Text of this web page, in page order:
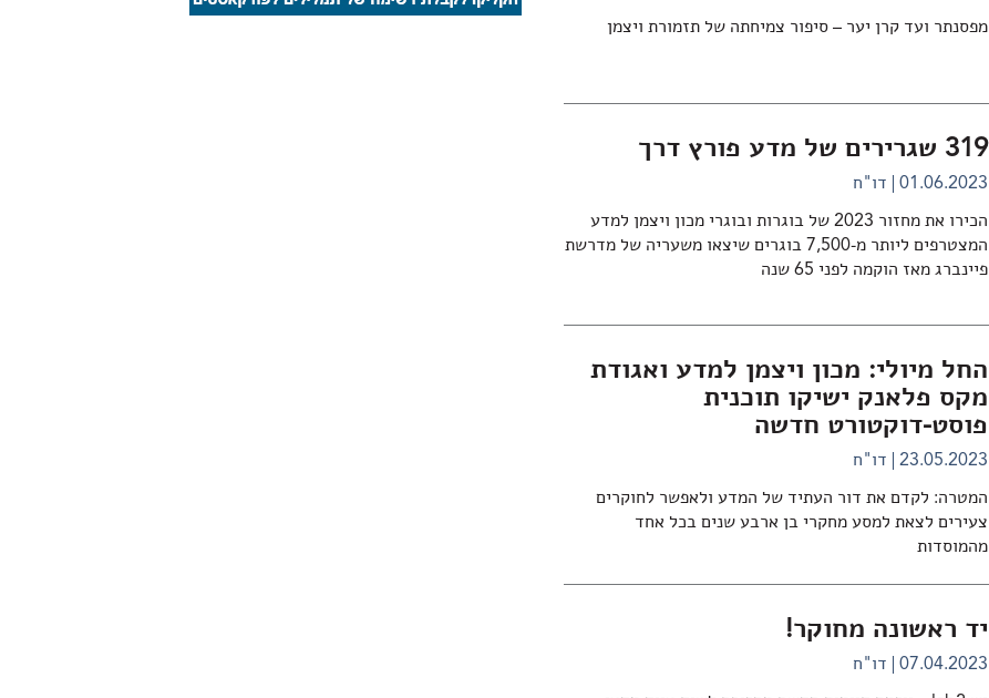
מפסנתר ועד קרן יער – סיפור צמיחתה של תזמורת ויצמן
319 שגרירים של מדע פורץ דרך
01.06.2023 דו"ח
הכירו את מחזור 2023 של בוגרות ובוגרי מכון ויצמן למדע
המצטרפים ליותר מ-7,500 בוגרים שיצאו משעריה של מדרשת
פיינברג מאז הוקמה לפני 65 שנה
החל מיולי: מכון ויצמן למדע ואגודת
מקס פלאנק ישיקו תוכנית
פוסט-דוקטורט חדשה
23.05.2023 דו"ח
המטרה: לקדם את דור העתיד של המדע ולאפשר לחוקרים
צעירים לצאת למסע מחקרי בן ארבע שנים בכל אחד
מהמוסדות
יד ראשונה מחוקר!
07.04.2023 דו"ח